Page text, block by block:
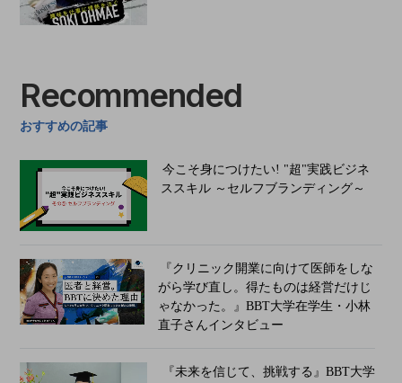
Recommended
おすすめの記事
今こそ身につけたい! "超"実践ビジネ
ススキル ～セルフブランディング～
『クリニック開業に向けて医師をしな
がら学び直し。得たものは経営だけじ
ゃなかった。​​​』BBT大学在学生・小林
直子さんインタビュー
『未来を信じて、挑戦する』BBT大学